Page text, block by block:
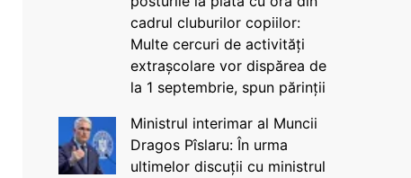
cadrul cluburilor copiilor:
Multe cercuri de activități
extrașcolare vor dispărea de
la 1 septembrie, spun părinții
Ministrul interimar al Muncii
Dragos Pîslaru: În urma
ultimelor discuții cu ministrul